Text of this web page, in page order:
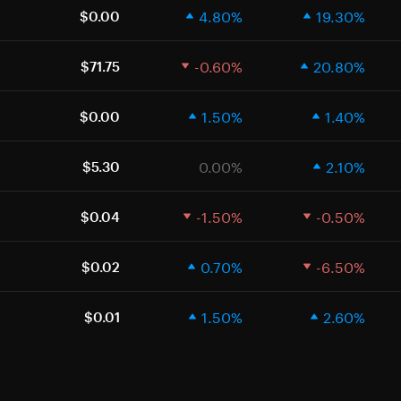
$0.00 4.80% 19.30%
$71.75 -0.60% 20.80%
$0.00 1.50% 1.40%
$5.30 0.00% 2.10%
$0.04 -1.50% -0.50%
$0.02 0.70% -6.50%
$0.01 1.50% 2.60%